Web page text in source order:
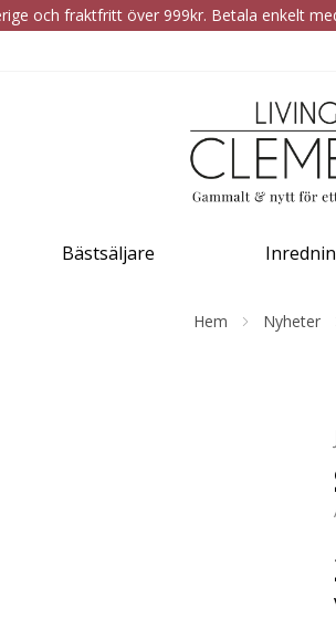
och fraktfritt över 999kr. Betala enkelt
Bästsäljare
Hem Nyheter